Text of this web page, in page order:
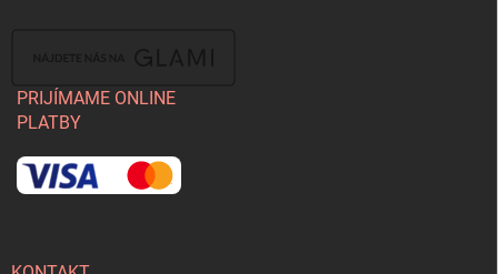
PRIJÍMAME ONLINE
PLATBY